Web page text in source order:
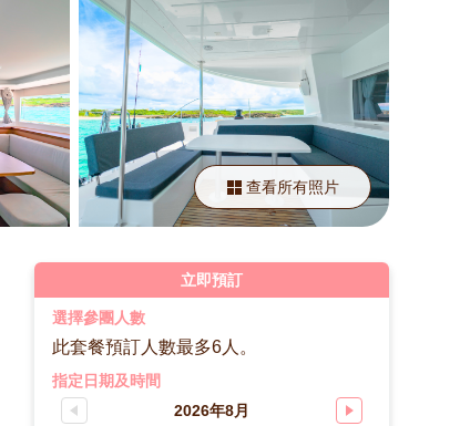
查看所有照片
立即預訂
選擇參團人數
此套餐預訂人數最多6人。
指定日期及時間
2026年8月